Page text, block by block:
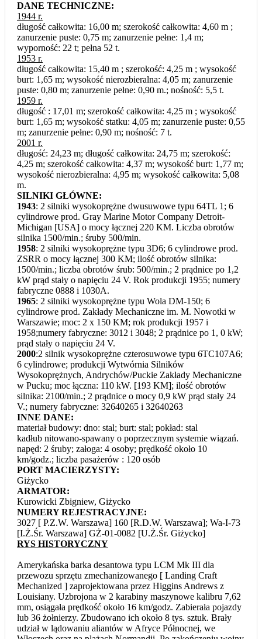
DANE TECHNICZNE:
1944 r.
długość całkowita: 16,00 m; szerokość całkowita: 4,60 m ;
zanurzenie puste: 0,75 m; zanurzenie pełne: 1,4 m;
wyporność: 22 t; pełna 52 t.
1953 r.
długość całkowita: 15,40 m ; szerokość: 4,25 m ; wysokość
burt: 1,65 m; wysokość nierozbieralna: 4,05 m; zanurzenie
puste: 0,80 m; zanurzenie pełne: 0,90 m.; nośność: 5,5 t.
1959 r.
długość : 17,01 m; szerokość całkowita: 4,25 m ; wysokość
burt: 1,65 m; wysokość statku: 4,05 m; zanurzenie puste: 0,55
m; zanurzenie pełne: 0,90 m; nośność: 7 t.
2001 r.
długość: 24,23 m; długość całkowita: 24,75 m; szerokość:
4,25 m; szerokość całkowita: 4,37 m; wysokość burt: 1,77 m;
wysokość nierozbieralna: 4,95 m; wysokość całkowita: 5,08
m.
SILNIKI GŁÓWNE:
1943: 2 silniki wysokoprężne dwusuwowe typu 64TL 1; 6
cylindrowe prod. Gray Marine Motor Company Detroit-
Michigan [USA] o mocy łącznej 220 KM. Liczba obrotów
silnika 1500/min.; śruby 500/min.
1958: 2 silniki wysokoprężne typu 3D6; 6 cylindrowe prod.
ZSRR o mocy łącznej 300 KM; ilość obrotów silnika:
1500/min.; liczba obrotów śrub: 500/min.; 2 prądnice po 1,2
kW prąd stały o napięciu 24 V. Rok produkcji 1955; numery
fabryczne 0888 i 1030A.
1965: 2 silniki wysokoprężne typu Wola DM-150; 6
cylindrowe prod. Zakłady Mechaniczne im. M. Nowotki w
Warszawie; moc: 2 x 150 KM; rok produkcji 1957 i
1958;numery fabryczne: 3012 i 3048; 2 prądnice po 1, 0 kW;
prąd stały o napięciu 24 V.
2000:2 silnik wysokoprężne czterosuwowe typu 6TC107A6;
6 cylindrowe; produkcji Wytwórnia Silników
Wysokoprężnych, Andrychów/Puckie Zakłady Mechaniczne
w Pucku; moc łączna: 110 kW. [193 KM]; ilość obrotów
silnika: 2100/min.; 2 prądnice o mocy 0,9 kW prąd stały 24
V.; numery fabryczne: 32640265 i 32640263
INNE DANE:
materiał budowy: dno: stal; burt: stal; pokład: stal
kadłub nitowano-spawany o poprzecznym systemie wiązań.
napęd: 2 śruby; załoga: 4 osoby; prędkość około 10
km/godz.; liczba pasażerów : 120 osób
PORT MACIERZYSTY:
Giżycko
ARMATOR:
Kurowicki Zbigniew, Giżycko
NUMERY REJESTRACYJNE:
3027 [ P.Z.W. Warszawa] 160 [R.D.W. Warszawa]; Wa-I-73
[I.Ż.Śr. Warszawa] GŻ-01-0082 [U.Ż.Śr. Giżycko]
RYS HISTORYCZNY
Amerykańska barka desantowa typu LCM Mk III dla
przewozu sprzętu zmechanizowanego [ Landing Craft
Mechanized ] zaprojektowana przez Higgins Andrews z
Louisiany. Uzbrojona w 2 karabiny maszynowe kalibru 7,62
mm, osiągała prędkość około 16 km/godz. Zabierała pojazdy
lub 36 żołnierzy. Zbudowano ich około 8 tys. sztuk. Brały
udział w lądowaniu aliantów w Afryce Północnej, we